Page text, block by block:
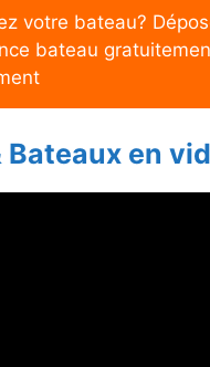
votre bateau?
bateau
Bateaux en